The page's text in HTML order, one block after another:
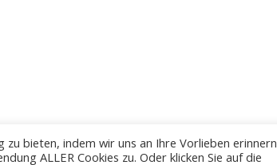
bieten, indem wir uns an Ihre Vorlieben erinnern
ALLER Cookies zu. Oder klicken Sie auf die